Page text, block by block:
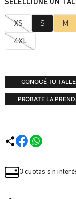
XS S M
4XL
CONOCÉ TU TALLE
PROBATE LA
3 cuotas sin